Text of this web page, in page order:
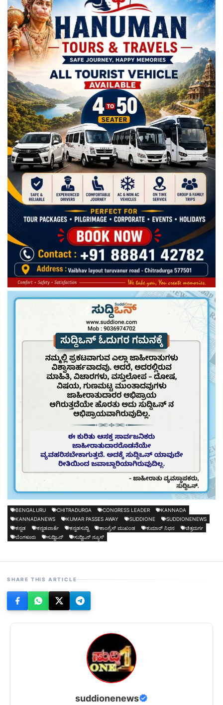
BENGALURU CHITRADURGA CONGRESS LEADER
KANNADA
KANNADANEWS
KUMAR PASSES AWAY SUDDIONE
SUDDIONENEWS
ಕನ್ನಡ
ಕನ್ನಡವಾರ್ತೆ ಕನ್ನಡಸುದ್ದಿ ಕಾಂಗ್ರೆಸ್ ಮುಖಂಡ ಕುಮಾರ್ ನಿಧನ
ಚಿತ್ರದುರ್ಗ
ಬೆಂಗಳೂರು
ಸುದ್ದಿಒನ್ ಸುದ್ದಿಒನ್ ನ್ಯೂಸ್
SHARE THIS ARTICLE
suddionenews